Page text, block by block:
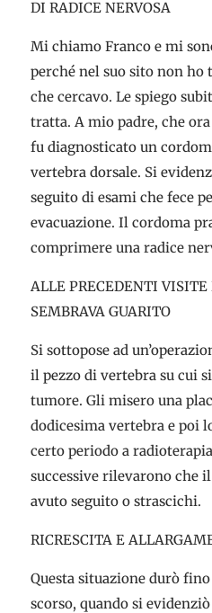
DI RADICE NERVOSA
Mi chiamo Franco e mi
perché nel suo sito non
che cercavo. Le spiego
tratta. A mio padre, che
fu diagnosticato un
vertebra dorsale. Si
seguito di esami che fece
evacuazione. Il cordoma
comprimere una radice
ALLE PRECEDENTI VISITE
SEMBRAVA GUARITO
Si sottopose ad
il pezzo di vertebra su cui
tumore. Gli misero una
dodicesima vertebra e poi
certo periodo a
successive rilevarono che
avuto seguito o strascichi.
RICRESCITA E
Questa situazione durò
scorso, quando si